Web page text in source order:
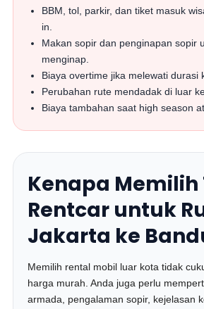
BBM, tol, parkir, dan tiket masuk
in.
Makan sopir dan penginapan sopir
menginap.
Biaya overtime jika melewati durasi
Perubahan rute mendadak di luar
Biaya tambahan saat high season
Kenapa
Rentcar untuk
Jakarta ke
Memilih rental mobil luar kota tidak
harga murah. Anda juga perlu
armada, pengalaman sopir, kejelasan